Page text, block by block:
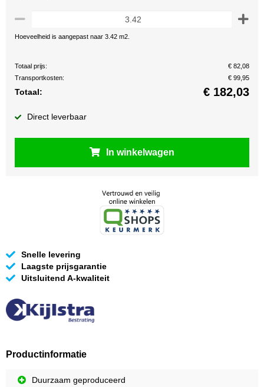
Hoeveelheid is aangepast naar 3.42 m2.
Totaal prijs:
€ 82,08
Transportkosten:
€ 99,95
Totaal: € 182,03
Direct leverbaar
In winkelwagen
Snelle levering
Laagste prijsgarantie
Uitsluitend A-kwaliteit
Productinformatie
Duurzaam geproduceerd